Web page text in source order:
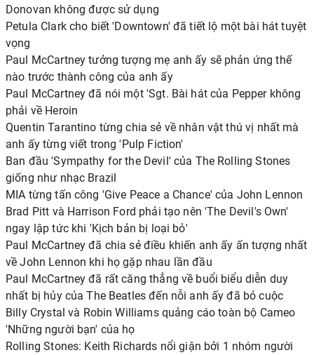
Donovan không được sử dụng
Petula Clark cho biết 'Downtown' đã tiết lộ một bài hát tuyệt
vọng
Paul McCartney tưởng tượng mẹ anh ấy sẽ phản ứng thế
nào trước thành công của anh ấy
Paul McCartney đã nói một 'Sgt. Bài hát của Pepper không
phải về Heroin
Quentin Tarantino từng chia sẻ về nhân vật thú vị nhất mà
anh ấy từng viết trong 'Pulp Fiction'
Ban đầu 'Sympathy for the Devil' của The Rolling Stones
giống như nhạc Brazil
MIA từng tấn công 'Give Peace a Chance' của John Lennon
Brad Pitt và Harrison Ford phải tạo nên 'The Devil's Own'
ngay lập tức khi 'Kịch bản bị loại bỏ'
Paul McCartney đã chia sẻ điều khiến anh ấy ấn tượng nhất
về John Lennon khi họ gặp nhau lần đầu
Paul McCartney đã rất căng thẳng về buổi biểu diễn duy
nhất bị hủy của The Beatles đến nỗi anh ấy đã bỏ cuộc
Billy Crystal và Robin Williams quảng cáo toàn bộ Cameo
'Những người bạn' của họ
Rolling Stones: Keith Richards nổi giận bởi 1 nhóm người